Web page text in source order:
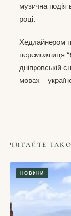
музична подія
році.
Хедлайнером
переможниця
дніпровській
мовах –
ЧИТАЙТЕ
НОВИНИ